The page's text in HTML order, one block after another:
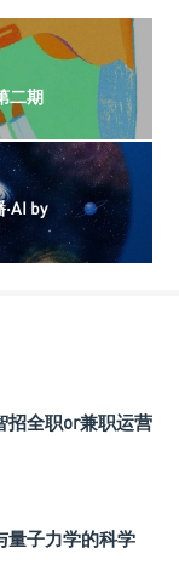
二期
by
招全职or兼职运营
量子力学的科学